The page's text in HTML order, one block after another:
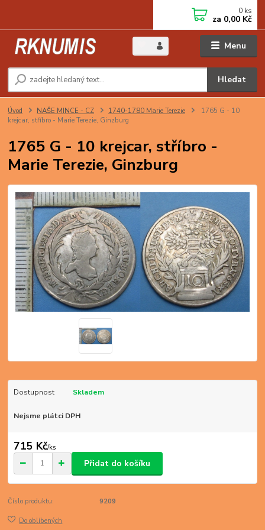
Menu
Hledat
0 ks
za 0,00 Kč
Úvod NAŠE MINCE - CZ 1740-1780 Marie Terezie
1765 G - 10
krejcar, stříbro - Marie Terezie, Ginzburg
1765 G - 10 krejcar, stříbro -
Marie Terezie, Ginzburg
Dostupnost Skladem
Nejsme plátci DPH
715 Kč/ks
Přidat do košíku
Číslo produktu: 9209
Do oblíbených